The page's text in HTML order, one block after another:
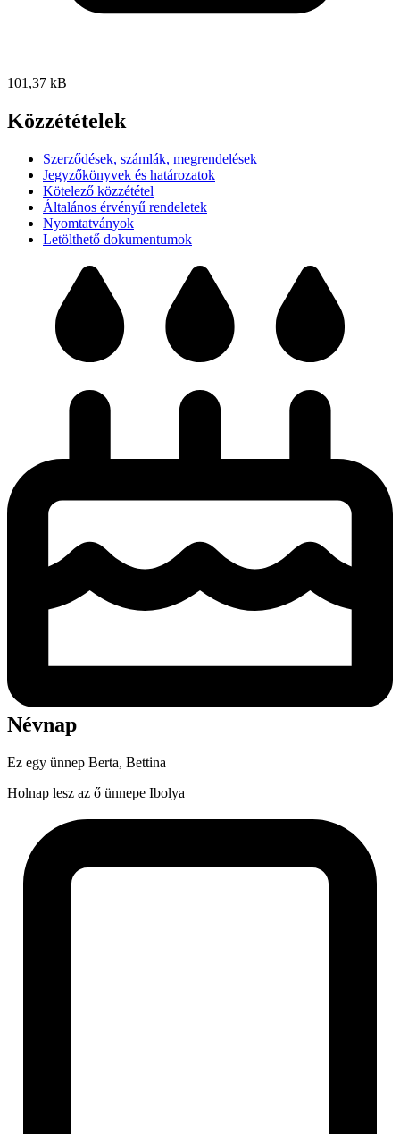
101,37 kB
Közzétételek
Szerződések, számlák, megrendelések
Jegyzőkönyvek és határozatok
Kötelező közzététel
Általános érvényű rendeletek
Nyomtatványok
Letölthető dokumentumok
Névnap
Ez egy ünnep Berta, Bettina
Holnap lesz az ő ünnepe Ibolya